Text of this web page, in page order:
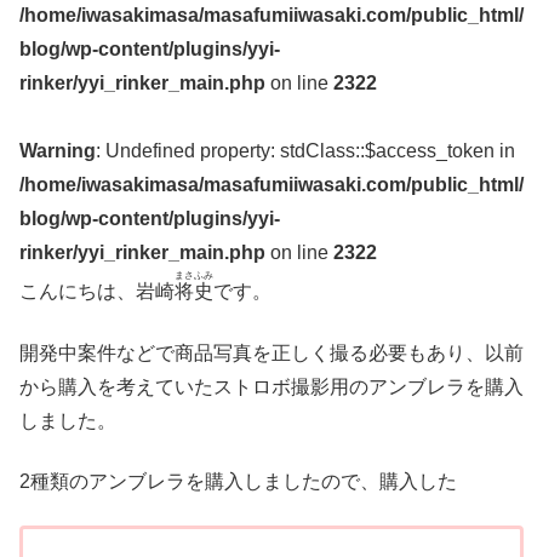
/home/iwasakimasa/masafumiiwasaki.com/public_html/
blog/wp-content/plugins/yyi-
rinker/yyi_rinker_main.php on line 2322
Warning : Undefined property: stdClass::$access_token in
/home/iwasakimasa/masafumiiwasaki.com/public_html/
blog/wp-content/plugins/yyi-
rinker/yyi_rinker_main.php on line 2322
こんにちは、岩崎将史
まさふみ
です。
開発中案件などで商品写真を正しく撮る必要もあり、以前
から購入を考えていたストロボ撮影用のアンブレラを購入
しました。
2種類のアンブレラを購入しましたので、購入した